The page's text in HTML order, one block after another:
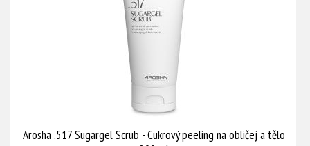
Arosha .517 Sugargel Scrub - Cukrový peeling na obličej a tělo